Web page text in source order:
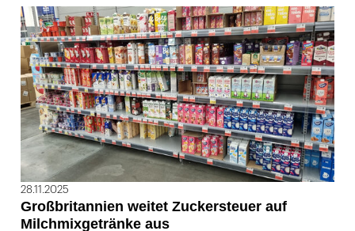
28.11.2025
Großbritannien weitet Zuckersteuer auf
Milchmixgetränke aus